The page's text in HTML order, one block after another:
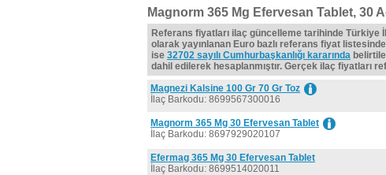
Magnorm 365 Mg Efervesan Tablet, 30
Referans fiyatları ilaç güncelleme tarihinde Türkiye
olarak yayınlanan Euro bazlı referans fiyat
ise 32702 sayılı Cumhurbaşkanlığı kararında
dahil edilerek hesaplanmıştır. Gerçek ilaç fiyatları
Magnezi Kalsine 100 Gr 70 Gr Toz
İlaç Barkodu: 8699567300016
Magnorm 365 Mg 30 Efervesan Tablet
İlaç Barkodu: 8697929020107
Efermag 365 Mg 30 Efervesan Tablet
İlaç Barkodu: 8699514020011